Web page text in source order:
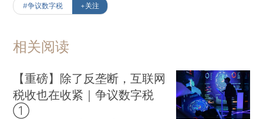
#争议数字税 +关注
相关阅读
【重磅】除了反垄断，互联网
税收也在收紧｜争议数字税
①